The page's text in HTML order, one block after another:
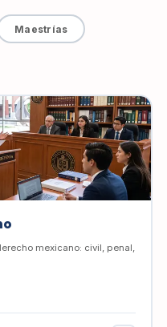
Maestrías
mexicano: civil, penal,